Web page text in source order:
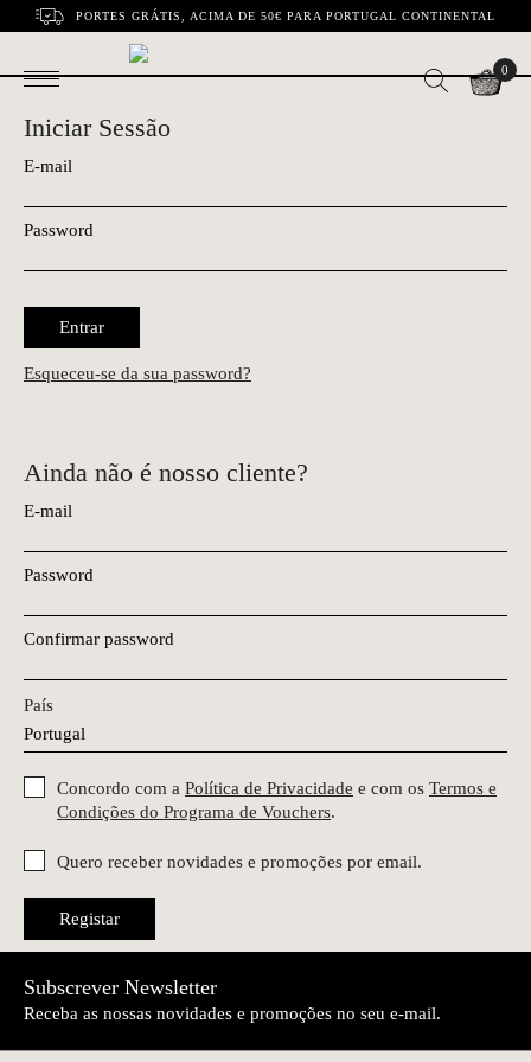
PORTES GRÁTIS, ACIMA DE 50€ PARA PORTUGAL CONTINENTAL
0
Iniciar Sessão
E-mail
Password
Entrar
Esqueceu-se da sua password?
Ainda não é nosso cliente?
E-mail
Password
Confirmar password
País
Concordo com a Política de Privacidade e com os Termos e
Condições do Programa de Vouchers.
Quero receber novidades e promoções por email.
Registar
Subscrever Newsletter
Receba as nossas novidades e promoções no seu e-mail.